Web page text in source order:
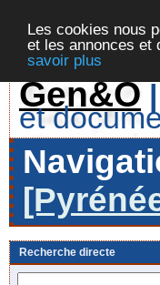
Les cookies nous
et les annonces et
savoir plus
Gen&O
et
Recherche directe